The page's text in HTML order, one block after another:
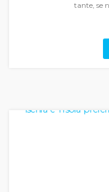
tante, se